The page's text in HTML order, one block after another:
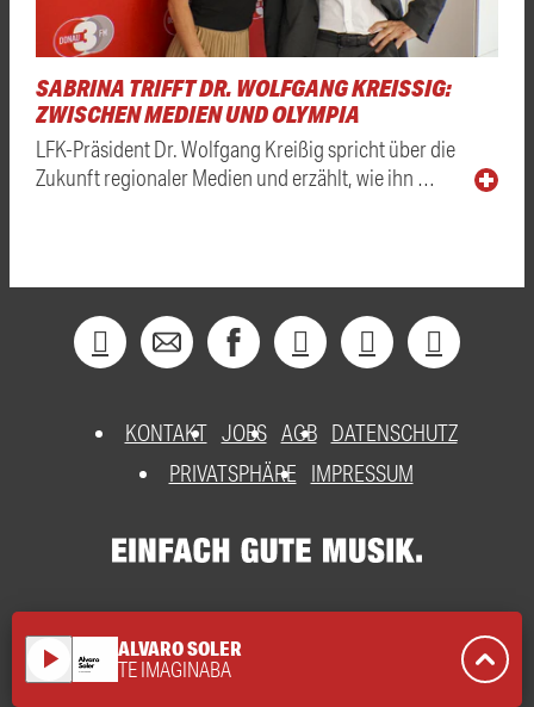
SABRINA TRIFFT DR. WOLFGANG KREISSIG: Z
WISCHEN MEDIEN UND OLYMPIA
LFK-Präsident Dr. Wolfgang Kreißig spricht über die
Zukunft regionaler Medien und erzählt, wie ihn …
KONTAKT JOBS AGB DATENSCHUTZ
PRIVATSPHÄRE
IMPRESSUM
play_arrow ALVARO SOLER
TE IMAGINABA